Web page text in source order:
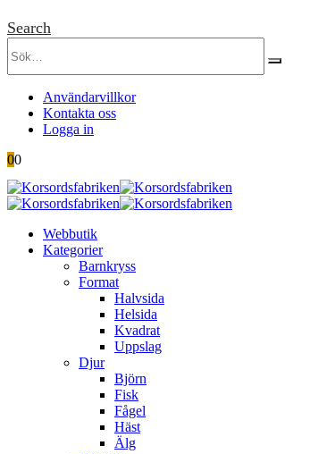
Search
Användarvillkor
Kontakta oss
Logga in
00
Webbutik
Kategorier
Barnkryss
Format
Halvsida
Helsida
Kvadrat
Uppslag
Djur
Björn
Fisk
Fågel
Häst
Älg